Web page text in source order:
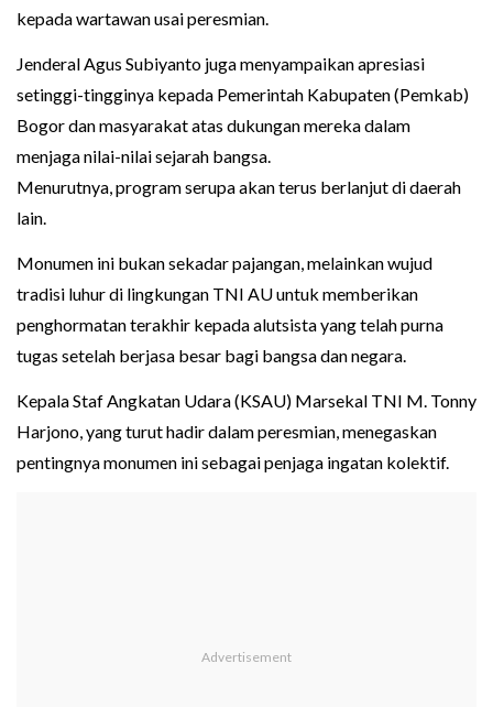
kepada wartawan usai peresmian.
Jenderal Agus Subiyanto juga menyampaikan apresiasi
setinggi-tingginya kepada Pemerintah Kabupaten (Pemkab)
Bogor dan masyarakat atas dukungan mereka dalam
menjaga nilai-nilai sejarah bangsa.
Menurutnya, program serupa akan terus berlanjut di daerah
lain.
Monumen ini bukan sekadar pajangan, melainkan wujud
tradisi luhur di lingkungan TNI AU untuk memberikan
penghormatan terakhir kepada alutsista yang telah purna
tugas setelah berjasa besar bagi bangsa dan negara.
Kepala Staf Angkatan Udara (KSAU) Marsekal TNI M. Tonny
Harjono, yang turut hadir dalam peresmian, menegaskan
pentingnya monumen ini sebagai penjaga ingatan kolektif.